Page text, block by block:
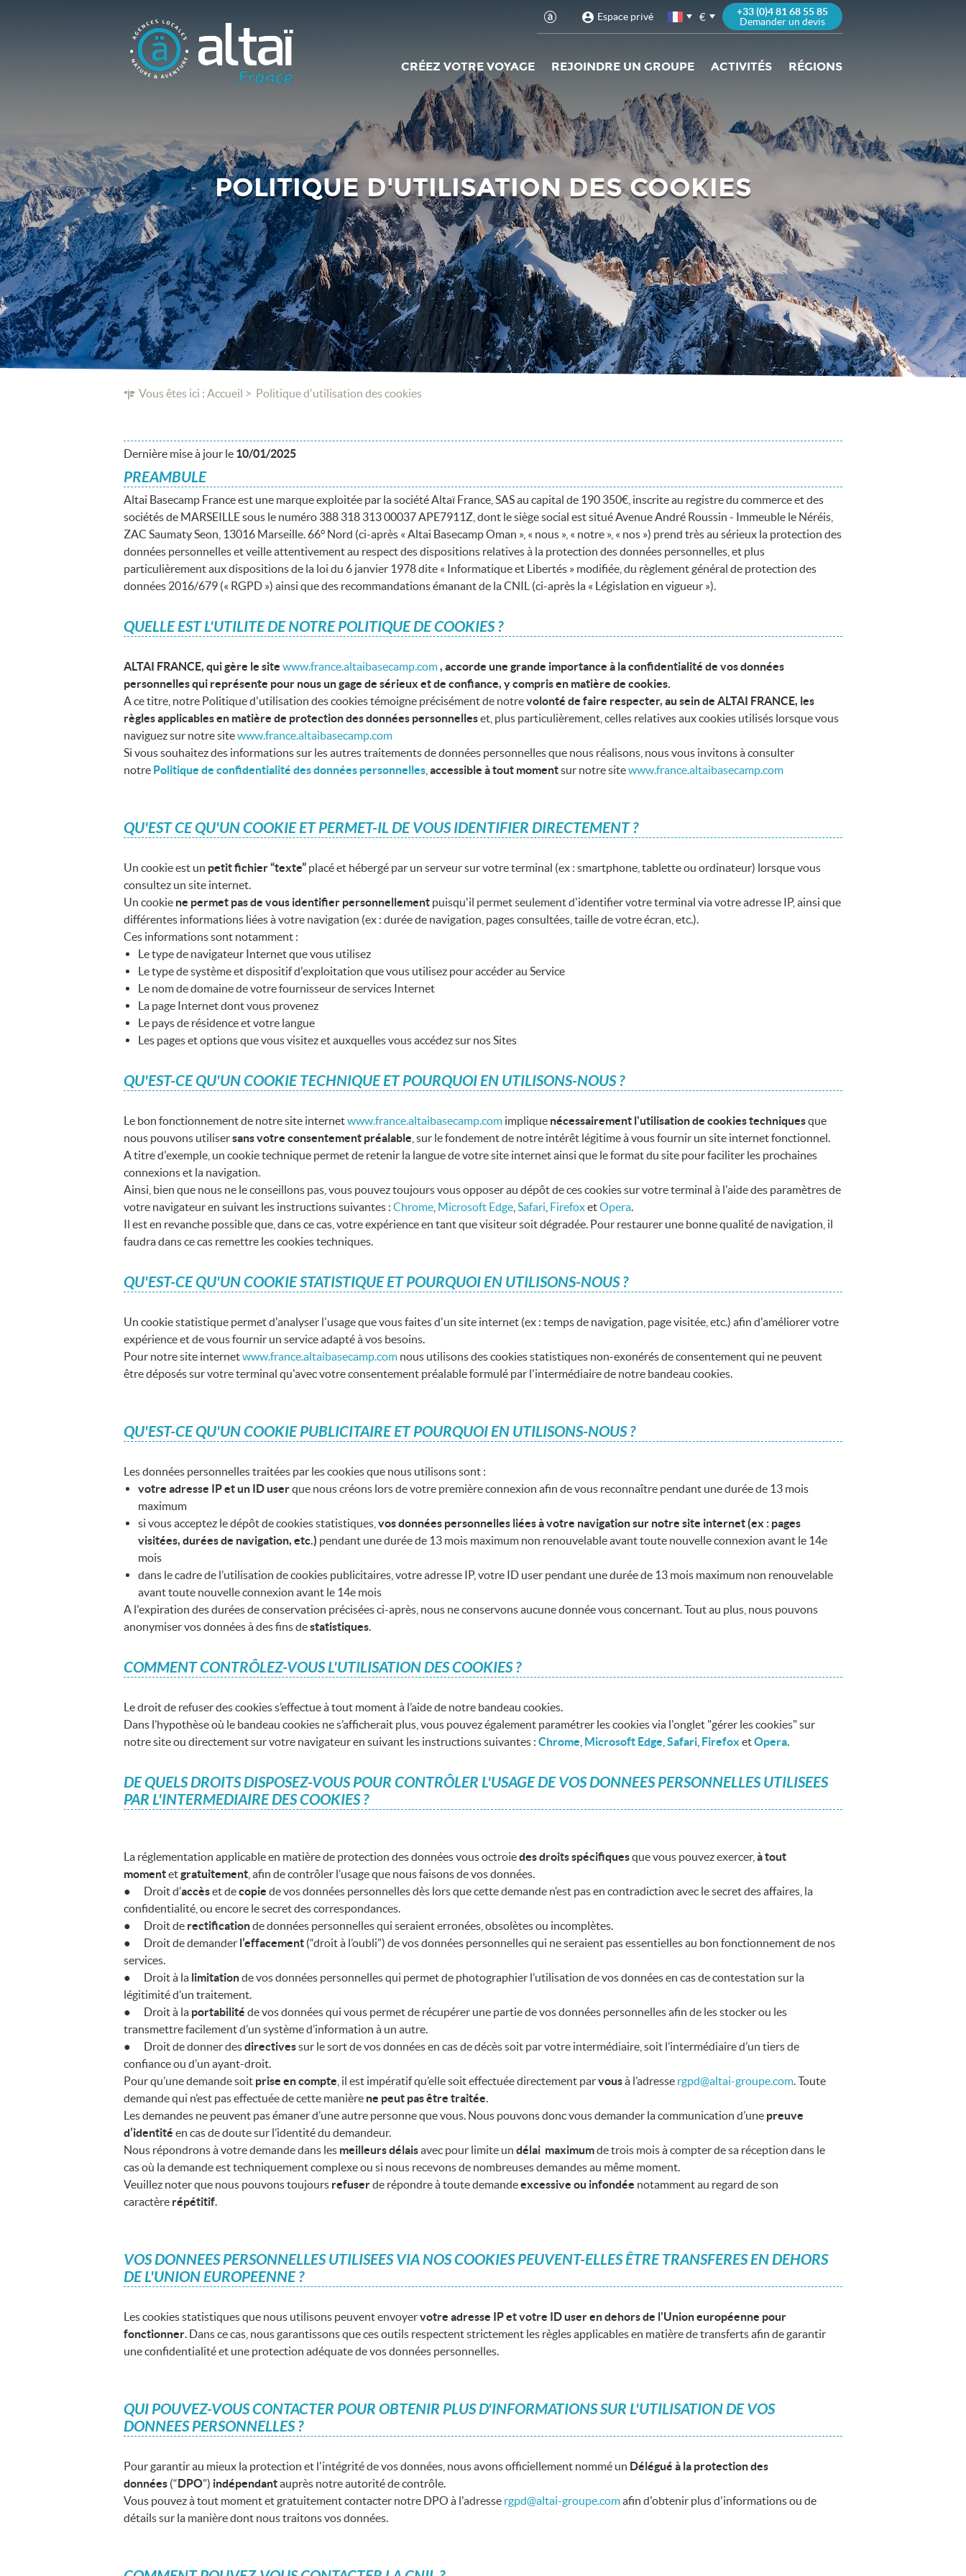
Espace privé €
+33 (0)4 81 68 55 85
Demander un devis
CRÉEZ VOTRE VOYAGE REJOINDRE UN GROUPE ACTIVITÉS RÉGIONS
Vous êtes ici : Accueil Politique d'utilisation des cookies
POLITIQUE D'UTILISATION DES COOKIES
Dernière mise à jour le 10/01/2025
PREAMBULE
Altai Basecamp France est une marque exploitée par la société Altaï France, SAS au capital de 190 350€, inscrite au registre du commerce et des
sociétés de MARSEILLE sous le numéro 388 318 313 00037 APE7911Z, dont le siège social est situé Avenue André Roussin - Immeuble le Néréis,
ZAC Saumaty Seon, 13016 Marseille. 66° Nord (ci-après « Altai Basecamp Oman », « nous », « notre », « nos ») prend très au sérieux la protection des
données personnelles et veille attentivement au respect des dispositions relatives à la protection des données personnelles, et plus
particulièrement aux dispositions de la loi du 6 janvier 1978 dite « Informatique et Libertés » modifiée, du règlement général de protection des
données 2016/679 (« RGPD ») ainsi que des recommandations émanant de la CNIL (ci-après la « Législation en vigueur »).
QUELLE EST L'UTILITE DE NOTRE POLITIQUE DE COOKIES ?
ALTAI FRANCE, qui gère le site www.france.altaibasecamp.com, accorde une grande importance à la confidentialité de vos données
personnelles qui représente pour nous un gage de sérieux et de confiance, y compris en matière de cookies.
A ce titre, notre Politique d'utilisation des cookies témoigne précisément de notrevolonté de faire respecter, au sein de ALTAI FRANCE, les
règles applicables en matière de protection des données personnelleset, plus particulièrement, celles relatives aux cookies utilisés lorsque vous
naviguez sur notre sitewww.france.altaibasecamp.com
Si vous souhaitez des informations sur les autres traitements de données personnelles que nous réalisons, nous vous invitons à consulter
notre Politique de confidentialité des données personnelles accessible à tout momentsur notre sitewww.france.altaibasecamp.com
QU'EST CE QU'UN COOKIE ET PERMET-IL DE VOUS IDENTIFIER DIRECTEMENT ?
Un cookie est un petit fichier “texte” placé et hébergé par un serveur sur votre terminal (ex : smartphone, tablette ou ordinateur) lorsque vous
consultez un site internet.
Un cookie ne permet pas de vous identifier personnellement puisqu'il permet seulement d'identifier votre terminal via votre adresse IP, ainsi que
différentes informations liées à votre navigation (ex : durée de navigation, pages consultées, taille de votre écran, etc.).
Ces informations sont notamment :
Le type de navigateur Internet que vous utilisez
Le type de système et dispositif d'exploitation que vous utilisez pour accéder au Service
Le nom de domaine de votre fournisseur de services Internet
La page Internet dont vous provenez
Le pays de résidence et votre langue
Les pages et options que vous visitez et auxquelles vous accédez sur nos Sites
QU'EST-CE QU'UN COOKIE TECHNIQUE ET POURQUOI EN UTILISONS-NOUS ?
Le bon fonctionnement de notre site internetwww.france.altaibasecamp.com implique nécessairement l'utilisation de cookies techniquesque
nous pouvons utilisersans votre consentement préalable , sur le fondement de notre intérêt légitime à vous fournir un site internet fonctionnel.
A titre d'exemple, un cookie technique permet de retenir la langue de votre site internet ainsi que le format du site pour faciliter les prochaines
connexions et la navigation.
Ainsi, bien que nous ne le conseillons pas, vous pouvez toujours vous opposer au dépôt de ces cookies sur votre terminal à l'aide des paramètres de
votre navigateur en suivant les instructions suivantes : Chrome Microsoft Edge Safari FirefoxetOpera.
Il est en revanche possible que, dans ce cas, votre expérience en tant que visiteur soit dégradée. Pour restaurer une bonne qualité de navigation, il
faudra dans ce cas remettre les cookies techniques.
QU'EST-CE QU'UN COOKIE STATISTIQUE ET POURQUOI EN UTILISONS-NOUS ?
Un cookie statistique permet d'analyser l'usage que vous faites d'un site internet (ex : temps de navigation, page visitée, etc.) afin d'améliorer votre
expérience et de vous fournir un service adapté à vos besoins.
Pour notre site internetwww.france.altaibasecamp.com nous utilisons des cookies statistiques non-exonérés de consentement qui ne peuvent
être déposés sur votre terminal qu'avec votre consentement préalable formulé par l'intermédiaire de notre bandeau cookies.
QU'EST-CE QU'UN COOKIE PUBLICITAIRE ET POURQUOI EN UTILISONS-NOUS ?
Les données personnelles traitées par les cookies que nous utilisons sont :
votre adresse IP et un ID userque nous créons lors de votre première connexion afin de vous reconnaître pendant une durée de 13 mois
maximum
si vous acceptez le dépôt de cookies statistiques, vos données personnelles liées à votre navigation sur notre site internet (ex : pages
visitées, durées de navigation, etc.) pendant une durée de 13 mois maximum non renouvelable avant toute nouvelle connexion avant le 14e
mois
dans le cadre de l’utilisation de cookies publicitaires, votre adresse IP, votre ID user pendant une durée de 13 mois maximum non renouvelable
avant toute nouvelle connexion avant le 14e mois
A l'expiration des durées de conservation précisées ci-après, nous ne conservons aucune donnée vous concernant. Tout au plus, nous pouvons
anonymiser vos données à des fins destatistiques.
COMMENT CONTRÔLEZ-VOUS L'UTILISATION DES COOKIES ?
Le droit de refuser des cookies s’effectue à tout moment à l’aide de notre bandeau cookies.
Dans l’hypothèse où le bandeau cookies ne s’afficherait plus, vous pouvez également paramétrer les cookies via l'onglet "gérer les cookies" sur
notre site ou directement sur votre navigateur en suivant les instructions suivantes : Chrome Microsoft Edge Safari Firefox etOpera.
DE QUELS DROITS DISPOSEZ-VOUS POUR CONTRÔLER L'USAGE DE VOS DONNEES PERSONNELLES UTILISEES
PAR L'INTERMEDIAIRE DES COOKIES ?
La réglementation applicable en matière de protection des données vous octroiedes droits spécifiquesque vous pouvez exercer, à tout
momentetgratuitement , afin de contrôler l’usage que nous faisons de vos données.
● Droit d’accèset decopie de vos données personnelles dès lors que cette demande n’est pas en contradiction avec le secret des affaires, la
confidentialité, ou encore le secret des correspondances.
● Droit de rectificationde données personnelles qui seraient erronées, obsolètes ou incomplètes.
● Droit de demander l’effacement (“droit à l’oubli”) de vos données personnelles qui ne seraient pas essentielles au bon fonctionnement de nos
services.
● Droit à la limitationde vos données personnelles qui permet de photographier l’utilisation de vos données en cas de contestation sur la
légitimité d’un traitement.
● Droit à la portabilité de vos données qui vous permet de récupérer une partie de vos données personnelles afin de les stocker ou les
transmettre facilement d’un système d’information à un autre.
● Droit de donner desdirectivessur le sort de vos données en cas de décès soit par votre intermédiaire, soit l’intermédiaire d’un tiers de
confiance ou d’un ayant-droit.
Pour qu’une demande soit prise en compte , il est impératif qu’elle soit effectuée directement parvousà l’adresse rgpd@altai-groupe.com. Toute
demande qui n’est pas effectuée de cette manière ne peut pas être traitée.
Les demandes ne peuvent pas émaner d’une autre personne que vous. Nous pouvons donc vous demander la communication d’une preuve
d’identité en cas de doute sur l’identité du demandeur.
Nous répondrons à votre demande dans les meilleurs délaisavec pour limite un délai maximumde trois mois à compter de sa réception dans le
cas où la demande est techniquement complexe ou si nous recevons de nombreuses demandes au même moment.
Veuillez noter que nous pouvons toujours refuserde répondre à toute demandeexcessive ou infondée notamment au regard de son
caractère répétitif.
VOS DONNEES PERSONNELLES UTILISEES VIA NOS COOKIES PEUVENT-ELLES ÊTRE TRANSFERES EN DEHORS
DE L'UNION EUROPEENNE ?
Les cookies statistiques que nous utilisons peuvent envoyervotre adresse IP et votre ID user en dehors de l'Union européenne pour
fonctionner. Dans ce cas, nous garantissons que ces outils respectent strictement les règles applicables en matière de transferts afin de garantir
une confidentialité et une protection adéquate de vos données personnelles.
QUI POUVEZ-VOUS CONTACTER POUR OBTENIR PLUS D'INFORMATIONS SUR L'UTILISATION DE VOS
DONNEES PERSONNELLES ?
Pour garantir au mieux la protection et l'intégrité de vos données, nous avons officiellement nommé un Délégué à la protection des
données (“DPO”) indépendantauprès notre autorité de contrôle.
Vous pouvez à tout moment et gratuitement contacter notre DPO à l'adresse rgpd@altai-groupe.comafin d'obtenir plus d'informations ou de
détails sur la manière dont nous traitons vos données.